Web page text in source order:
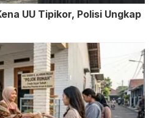
UU Tipikor, Polisi Ungkap